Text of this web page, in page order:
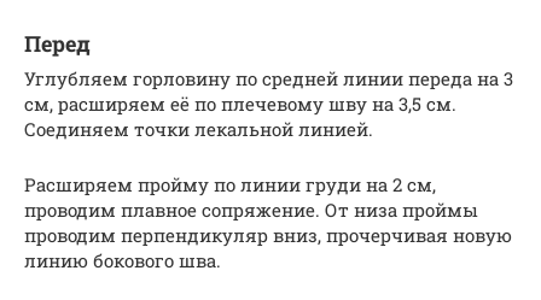
Перед
Углубляем горловину по средней линии переда на 3
см, расширяем её по плечевому шву на 3,5 см.
Соединяем точки лекальной линией.
Расширяем пройму по линии груди на 2 см,
проводим плавное сопряжение. От низа проймы
проводим перпендикуляр вниз, прочерчивая новую
линию бокового шва.